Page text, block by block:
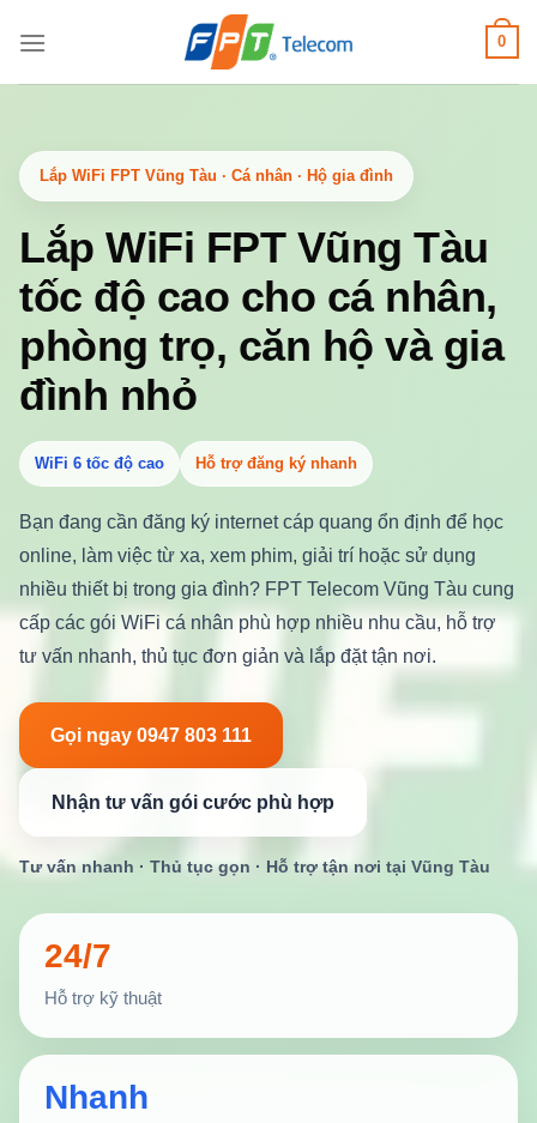
qua
0
Lắp WiFi FPT Vũng Tàu · Cá nhân · Hộ gia đình
Lắp WiFi FPT Vũng Tàu
tốc độ cao cho cá nhân,
phòng trọ, căn hộ và gia
đình nhỏ
WiFi 6 tốc độ cao Hỗ trợ đăng ký nhanh
Bạn đang cần đăng ký internet cáp quang ổn định để học
online, làm việc từ xa, xem phim, giải trí hoặc sử dụng
nhiều thiết bị trong gia đình? FPT Telecom Vũng Tàu cung
cấp các gói WiFi cá nhân phù hợp nhiều nhu cầu, hỗ trợ
tư vấn nhanh, thủ tục đơn giản và lắp đặt tận nơi.
Gọi ngay 0947 803 111
Nhận tư vấn gói cước phù hợp
Tư vấn nhanh · Thủ tục gọn · Hỗ trợ tận nơi tại Vũng Tàu
24/7
Hỗ trợ kỹ thuật
Nhanh